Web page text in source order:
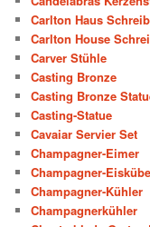
Carlton Haus
Carlton House
Carver Stühle
Casting Bronze
Casting Bronze
Casting-Statue
Cavaiar Servier Set
Champagner-Eimer
Champagner-
Champagner-Kühler
Champagnerkühler